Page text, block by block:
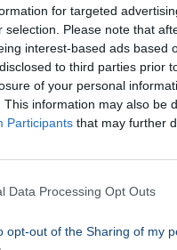
for targeted
selection. Please note that
interest-based ads based
to third parties prior
of your personal
This information may also be
Participants that may further
Data Processing Opt Outs
opt-out of the Sharing of my
tartalmazza.